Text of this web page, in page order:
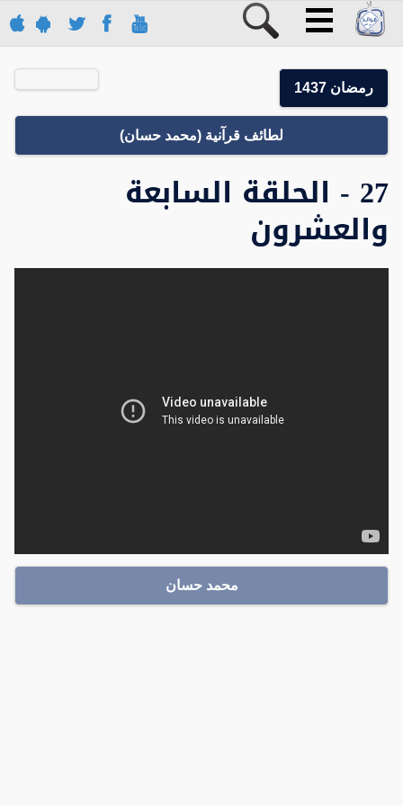
رمضان 1437
لطائف قرآنية (محمد حسان)
27 - الحلقة السابعة
والعشرون
محمد حسان